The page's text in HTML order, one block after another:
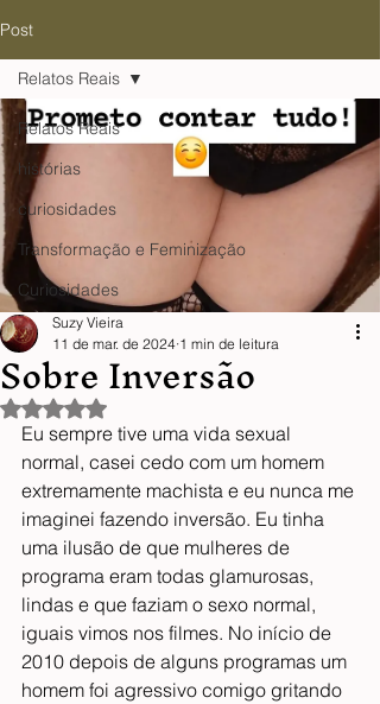
Post
Relatos Reais
histórias
curiosidades
Transformação e Feminização
Curiosidades
Relatos Reais
Sobre Inversão
Suzy Vieira
11 de mar. de 2024 1 min de leitura
Avaliado com NaN de 5 estrelas.
Eu sempre tive uma vida sexual
normal, casei cedo com um homem
extremamente machista e eu nunca me
imaginei fazendo inversão. Eu tinha
uma ilusão de que mulheres de
programa eram todas glamurosas,
lindas e que faziam o sexo normal,
iguais vimos nos filmes. No início de
2010 depois de alguns programas um
homem foi agressivo comigo gritando